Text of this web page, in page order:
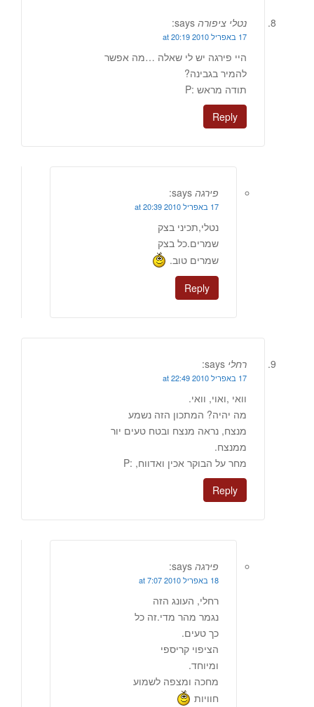
נטלי ציפורה says:
17 באפריל 2010 at 20:19
היי פירגה יש לי שאלה …מה אפשר
להמיר בגבינה?
תודה מראש :P
Reply
פירגה says:
17 באפריל 2010 at 20:39
נטלי,תכיני בצק
שמרים.כל בצק
שמרים טוב.
Reply
רחלי says:
17 באפריל 2010 at 22:49
וואי ,ואוי, וואי.
מה יהיה? המתכון הזה נשמע
מנצח, נראה מנצח ובטח טעים יור
ממנצח.
מחר על הבוקר אכין ואדווח, :P
Reply
פירגה says:
18 באפריל 2010 at 7:07
רחלי, העונג הזה
נגמר מהר מדי.זה כל
כך טעים.
הציפוי קריספי
ומיוחד.
מחכה ומצפה לשמוע
חוויות